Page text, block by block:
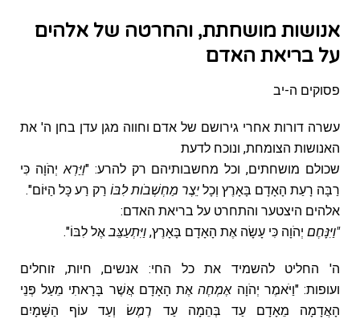
אנושות מושחתת, והחרטה של אלהים
על בריאת האדם
פסוקים ה-יב
עשרה דורות אחרי גירושם של אדם וחווה מגן עדן בחן ה' את
האנושות הצומחת, ונוכח לדעת
שכולם מושחתים, וכל מחשבותיהם רק להרע: "וַיַּרְאיְהֹוָה כִּי
רַבָּה רָעַת הָאָדָם בָּאָרֶץ וְכָל יֵצֶר מַחְשְׁבֹות לִבּוֹ רַק רַע כָּל הַיּוֹם".
אלהים היצטער והתחרט על בריאת האדם:
"וַיִּנָּחֶם יְהֹוָה כִּי עָשָׂה אֶת הָאָדָם בָּאָרֶץ, וַיִּתְעַצֵּב אֶל לִבּוֹ".
ה' החליט להשמיד את כל החי: אנשים, חיות, זוחלים
ועופות: "וַיֹּאמֶר יְהֹוָהאֶמְחֶהאֶת הָאָדָם אֲשֶׁר בָּרָאתִי מֵעַל פְּנֵי
הָאֲדָמָה מֵאָדָם עַד בְּהֵמָה עַד רֶמֶשׂ וְעַד עוֹף הַשָּׁמָיִם